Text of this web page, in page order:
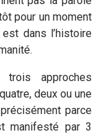
pour un moment
dans l’histoire
approches
deux ou une
parce
manifesté par 3